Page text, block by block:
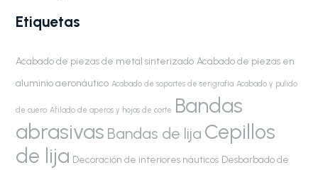
Etiquetas
Acabado de piezas de metal sinterizado Acabado de piezas en
aluminio aeronáutico Acabado de soportes de serigrafía Acabado y pulido
de cuero Afilado de aperos y hojas de corte Bandas
abrasivas Bandas de lija Cepillos
de lija Decoración de interiores náuticos Desbarbado de